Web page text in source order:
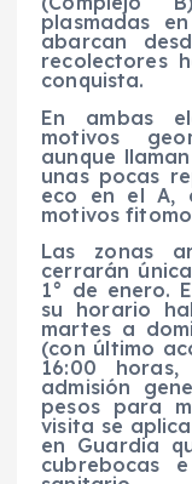
plasmadas
abarcan
recolectores
conquista.
En ambas
motivos
aunque
unas pocas
eco en el A,
motivos
Las zonas
cerrarán
1° de enero.
su horario
martes a
(con último
16:00
admisión
pesos para
visita se
en Guardia
cubrebocas